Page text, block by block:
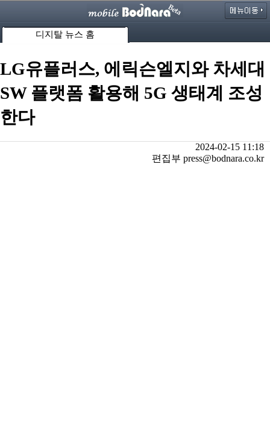
디지탈 뉴스 홈
LG유플러스, 에릭슨엘지와 차세대
SW 플랫폼 활용해 5G 생태계 조성
한다
2024-02-15 11:18
편집부 press@bodnara.co.kr